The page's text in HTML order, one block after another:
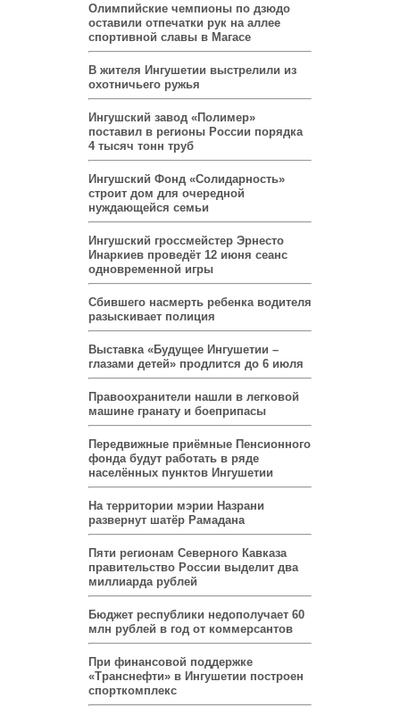
Олимпийские чемпионы по дзюдо
оставили отпечатки рук на аллее
спортивной славы в Магасе
В жителя Ингушетии выстрелили из
охотничьего ружья
Ингушский завод «Полимер»
поставил в регионы России порядка
4 тысяч тонн труб
Ингушский Фонд «Солидарность»
строит дом для очередной
нуждающейся семьи
Ингушский гроссмейстер Эрнесто
Инаркиев проведёт 12 июня сеанс
одновременной игры
Сбившего насмерть ребенка водителя
разыскивает полиция
Выставка «Будущее Ингушетии –
глазами детей» продлится до 6 июля
Правоохранители нашли в легковой
машине гранату и боеприпасы
Передвижные приёмные Пенсионного
фонда будут работать в ряде
населённых пунктов Ингушетии
На территории мэрии Назрани
развернут шатёр Рамадана
Пяти регионам Северного Кавказа
правительство России выделит два
миллиарда рублей
Бюджет республики недополучает 60
млн рублей в год от коммерсантов
При финансовой поддержке
«Транснефти» в Ингушетии построен
спорткомплекс